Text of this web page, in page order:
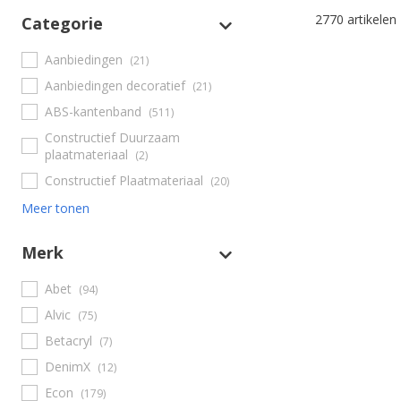
Categorie
Aanbiedingen (21)
Aanbiedingen decoratief (21)
ABS-kantenband (511)
Constructief Duurzaam
plaatmateriaal (2)
Constructief Plaatmateriaal (20)
Meer tonen
Merk
Abet (94)
Alvic (75)
Betacryl (7)
DenimX (12)
Econ (179)
2770 artikelen